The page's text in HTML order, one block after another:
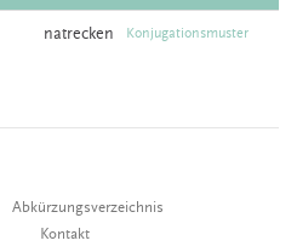
natrecken Konjugationsmuster
Abkürzungsverzeichnis
Kontakt